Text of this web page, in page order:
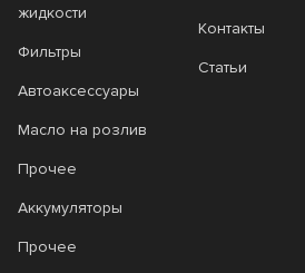
жидкости
Фильтры
Автоаксессуары
Масло на розлив
Прочее
Аккумуляторы
Прочее
Контакты
Статьи